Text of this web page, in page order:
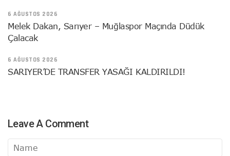
6 AĞUSTOS 2026
Melek Dakan, Sarıyer – Muğlaspor Maçında Düdük
Çalacak
6 AĞUSTOS 2026
SARIYER’DE TRANSFER YASAĞI KALDIRILDI!
Leave A Comment